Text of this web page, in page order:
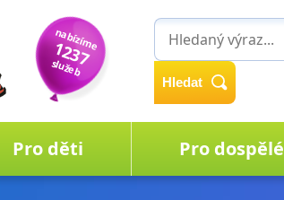
nabízíme
1237
služeb
Hledat
Pro děti Pro dospělé